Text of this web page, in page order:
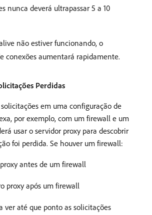
nunca deverá ultrapassar 5 a 10
não estiver funcionando, o
conexões aumentará rapidamente.
Perdidas
em uma configuração de
por exemplo, com um firewall e um
usar o servidor proxy para descobrir
foi perdida. Se houver um firewall:
antes de um firewall
proxy após um firewall
ver até que ponto as solicitações